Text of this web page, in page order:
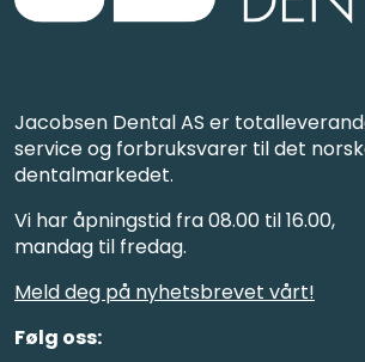
Jacobsen Dental AS er
service og forbruksvarer til det
dentalmarkedet.
Vi har åpningstid fra 08.00 til 16.00,
mandag til fredag.
Meld deg på nyhetsbrevet vårt!
Følg oss: